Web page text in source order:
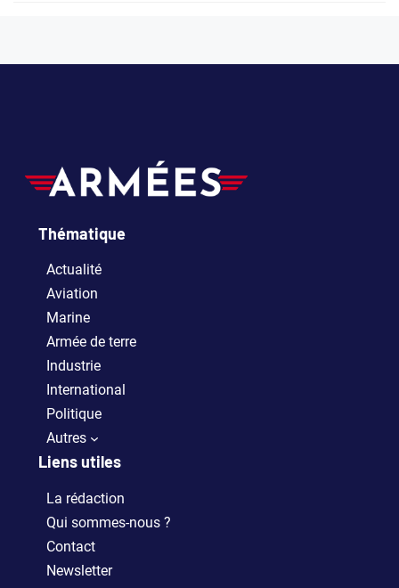
Thématique
Actualité
Aviation
Marine
Armée de terre
Industrie
International
Politique
Autres
Liens utiles
La rédaction
Qui sommes-nous ?
Contact
Newsletter